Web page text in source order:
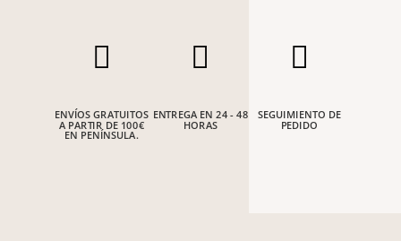

ENVÍOS GRATUITOS
A PARTIR DE 100€
EN PENÍNSULA.

ENTREGA EN 24 - 48
HORAS

SEGUIMIENTO DE
PEDIDO